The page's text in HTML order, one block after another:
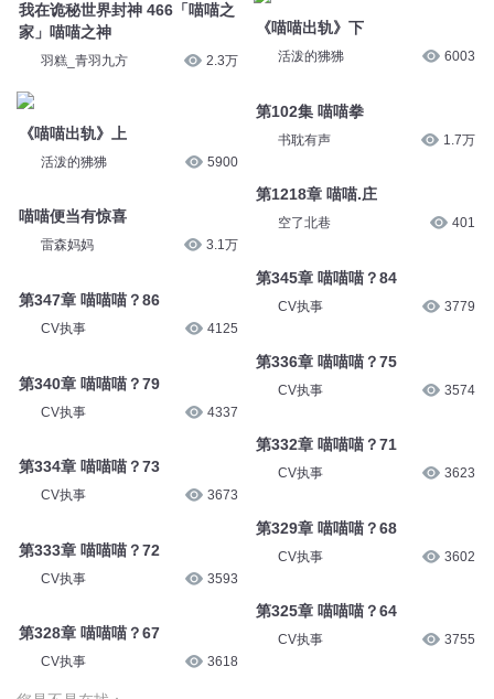
我在诡秘世界封神 466「喵喵之
家」喵喵之神
羽糕_青羽九方 2.3万
《喵喵出轨》上
活泼的狒狒 5900
喵喵便当有惊喜
雷森妈妈 3.1万
第347章 喵喵喵？86
CV执事 4125
第340章 喵喵喵？79
CV执事 4337
第334章 喵喵喵？73
CV执事 3673
第333章 喵喵喵？72
CV执事 3593
第328章 喵喵喵？67
CV执事 3618
《喵喵出轨》下
活泼的狒狒 6003
第102集 喵喵拳
书耽有声 1.7万
第1218章 喵喵.庄
空了北巷 401
第345章 喵喵喵？84
CV执事 3779
第336章 喵喵喵？75
CV执事 3574
第332章 喵喵喵？71
CV执事 3623
第329章 喵喵喵？68
CV执事 3602
第325章 喵喵喵？64
CV执事 3755